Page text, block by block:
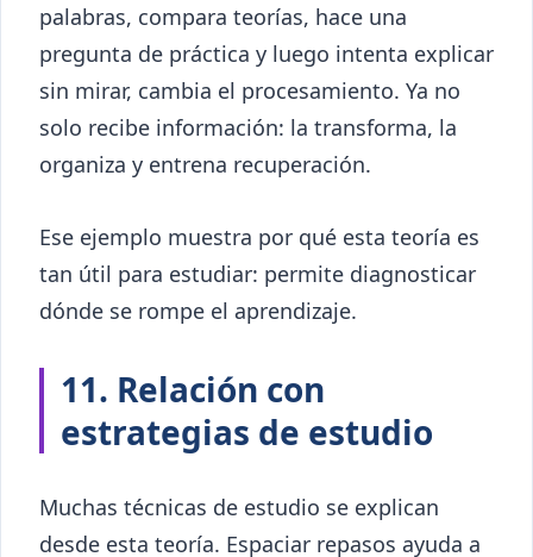
palabras, compara teorías, hace una
pregunta de práctica y luego intenta explicar
sin mirar, cambia el procesamiento. Ya no
solo recibe información: la transforma, la
organiza y entrena recuperación.
Ese ejemplo muestra por qué esta teoría es
tan útil para estudiar: permite diagnosticar
dónde se rompe el aprendizaje.
11. Relación con
estrategias de estudio
Muchas técnicas de estudio se explican
desde esta teoría. Espaciar repasos ayuda a